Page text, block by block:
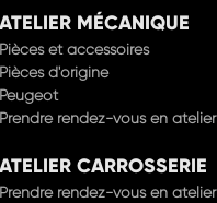
ATELIER MÉCANIQUE
Pièces et accessoires
Pièces d'origine
Peugeot
Prendre rendez-vous en atelier
ATELIER CARROSSERIE
Prendre rendez-vous en atelier